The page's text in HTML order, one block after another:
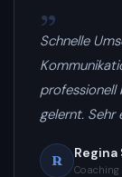
Schnelle
professionell
gelernt. Sehr
R Regina
Coaching